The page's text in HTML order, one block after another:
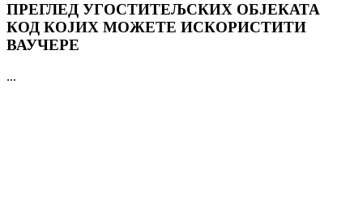
ПРЕГЛЕД УГОСТИТЕЉСКИХ ОБЈЕКАТА
КОД КОЈИХ МОЖЕТЕ ИСКОРИСТИТИ
ВАУЧЕРЕ
...